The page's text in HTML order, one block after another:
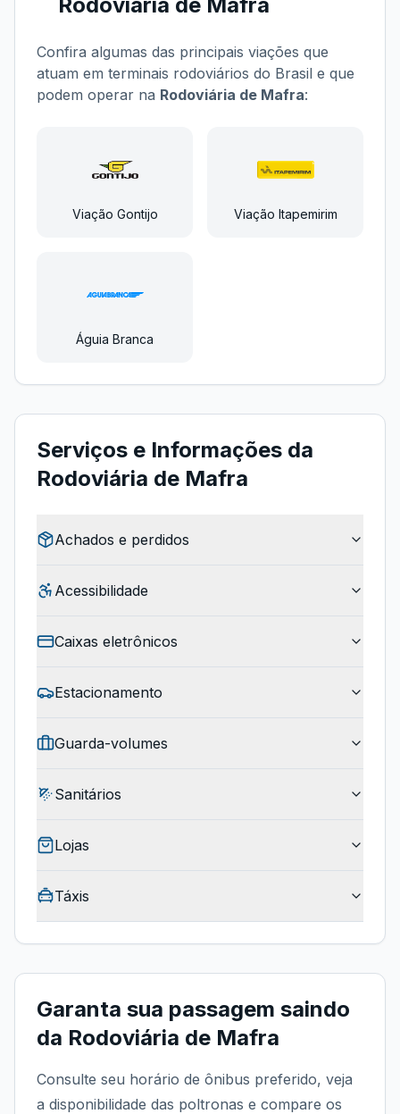
Confira algumas das principais viações que
atuam em terminais rodoviários do Brasil e que
podem operar na Rodoviária de Mafra:
Viação Gontijo Viação Itapemirim
Águia Branca
Serviços e Informações da
Rodoviária de Mafra
Achados e perdidos
Acessibilidade
Caixas eletrônicos
Estacionamento
Guarda-volumes
Sanitários
Lojas
Táxis
Garanta sua passagem saindo
da Rodoviária de Mafra
Consulte seu horário de ônibus preferido, veja
a disponibilidade das poltronas e compare os